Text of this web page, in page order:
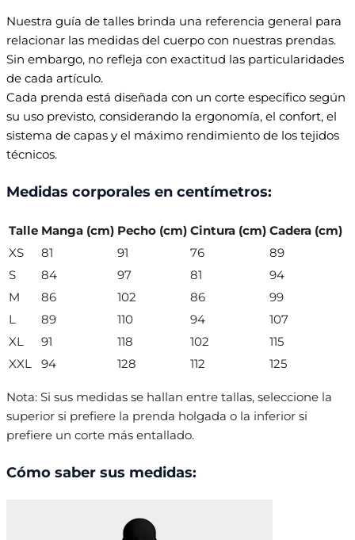
Nuestra guía de talles brinda una referencia general para
relacionar las medidas del cuerpo con nuestras prendas.
Sin embargo, no refleja con exactitud las particularidades
de cada artículo.
Cada prenda está diseñada con un corte específico según
su uso previsto, considerando la ergonomía, el confort, el
sistema de capas y el máximo rendimiento de los tejidos
técnicos.
Medidas corporales en centímetros:
Talle Manga (cm) Pecho (cm) Cintura (cm) Cadera (cm)
XS
81 91 76
89
S
84 97 81
94
M
86 102 86
99
L
89 110 94
107
XL
91 118 102
115
XXL
94 128 112 125
Nota: Si sus medidas se hallan entre tallas, seleccione la
superior si prefiere la prenda holgada o la inferior si
prefiere un corte más entallado.
Cómo saber sus medidas: